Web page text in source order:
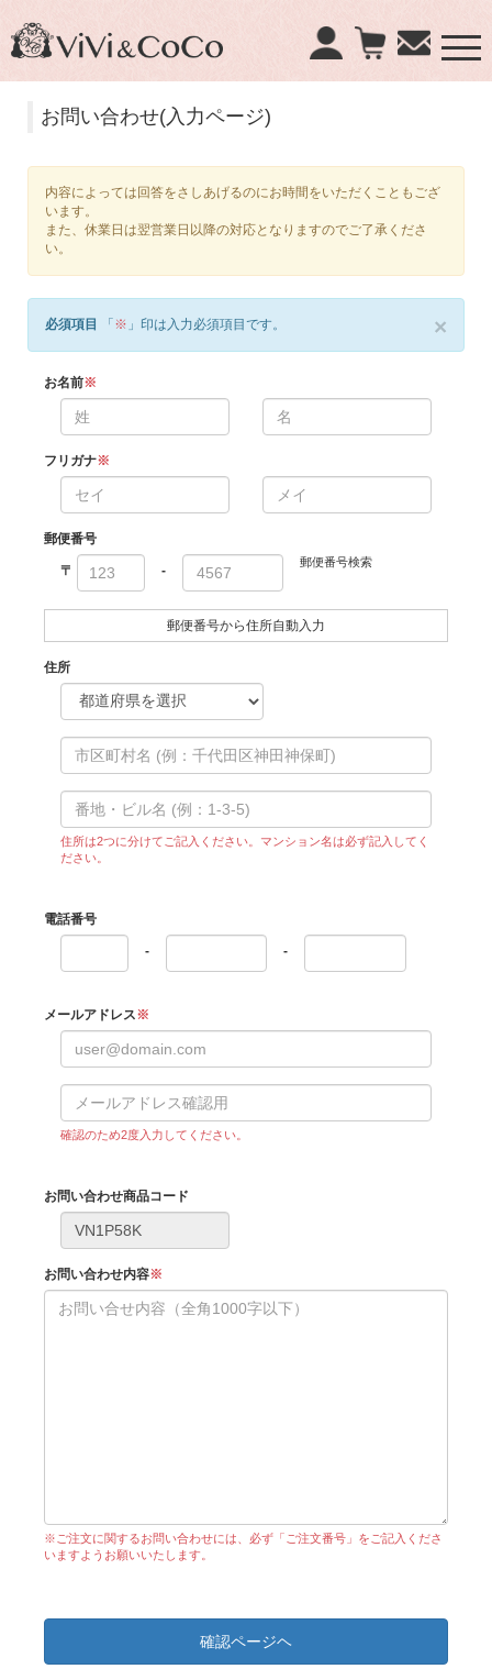
お問い合わせ(入力ページ)
内容によっては回答をさしあげるのにお時間をいただくこともござ
います。
また、休業日は翌営業日以降の対応となりますのでご了承くださ
い。
×
必須項目 「※ 」印は入力必須項目です。
お名前※
フリガナ※
郵便番号
〒 -
郵便番号検索
郵便番号から住所自動入力
住所
住所は2つに分けてご記入ください。マンション名は必ず記入してく
ださい。
電話番号
- -
メールアドレス※
確認のため2度入力してください。
お問い合わせ商品コード
お問い合わせ内容※
※ご注文に関するお問い合わせには、必ず「ご注文番号」をご記入くださ
いますようお願いいたします。
確認ページヘ
×